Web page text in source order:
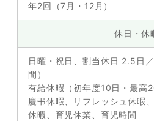
年2回（7月・12月）
休日・休
日曜・祝日、割当休日 2.5日
間）
有給休暇（初年度10日・最高
慶弔休暇、リフレッシュ休暇
休暇、育児休業、育児時間